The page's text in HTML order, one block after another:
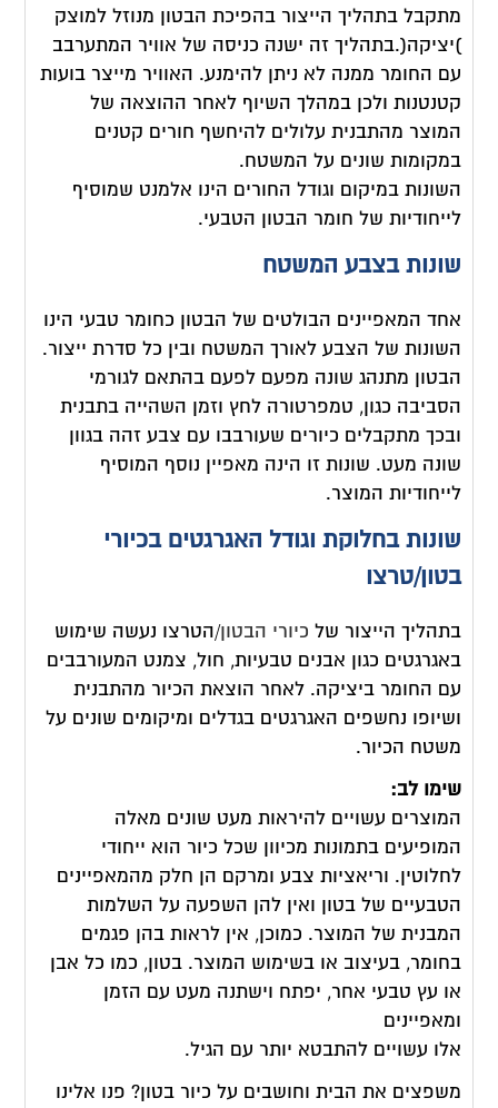
מתקבל בתהליך הייצור בהפיכת הבטון מנוזל למוצק
)יציקה(.בתהליך זה ישנה כניסה של אוויר המתערבב
עם החומר ממנה לא ניתן להימנע. האוויר מייצר בועות
קטנטנות ולכן במהלך השיוף לאחר ההוצאה של
המוצר מהתבנית עלולים להיחשף חורים קטנים
במקומות שונים על המשטח.
השונות במיקום וגודל החורים הינו אלמנט שמוסיף
לייחודיות של חומר הבטון הטבעי.
שונות בצבע המשטח
אחד המאפיינים הבולטים של הבטון כחומר טבעי הינו
השונות של הצבע לאורך המשטח ובין כל סדרת ייצור.
הבטון מתנהג שונה מפעם לפעם בהתאם לגורמי
הסביבה כגון, טמפרטורה לחץ וזמן השהייה בתבנית
ובכך מתקבלים כיורים שעורבבו עם צבע זהה בגוון
שונה מעט. שונות זו הינה מאפיין נוסף המוסיף
לייחודיות המוצר.
שונות בחלוקת וגודל האגרגטים בכיורי
בטון/טרצו
בתהליך הייצור של כיורי הבטון/הטרצו נעשה שימוש
באגרגטים כגון אבנים טבעיות, חול, צמנט המעורבבים
עם החומר ביציקה. לאחר הוצאת הכיור מהתבנית
ושיופו נחשפים האגרגטים בגדלים ומיקומים שונים על
משטח הכיור.
שימו לב:
המוצרים עשויים להיראות מעט שונים מאלה
המופיעים בתמונות מכיוון שכל כיור הוא ייחודי
לחלוטין. וריאציות צבע ומרקם הן חלק מהמאפיינים
הטבעיים של בטון ואין להן השפעה על השלמות
המבנית של המוצר. כמוכן, אין לראות בהן פגמים
בחומר, בעיצוב או בשימוש המוצר. בטון, כמו כל אבן
או עץ טבעי אחר, יפתח וישתנה מעט עם הזמן
ומאפיינים
אלו עשויים להתבטא יותר עם הגיל.
משפצים את הבית וחושבים על כיור בטון? פנו אלינו